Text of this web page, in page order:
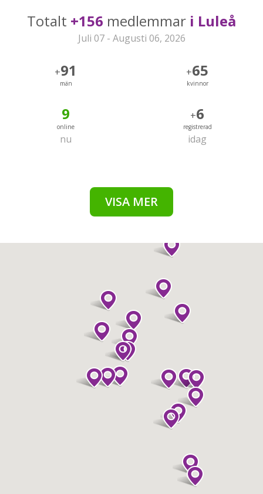
Totalt +156 medlemmar i Luleå
Juli 07 - Augusti 06, 2026
+91
män
+65
kvinnor
9
online
nu
+6
registrerad
idag
VISA MER